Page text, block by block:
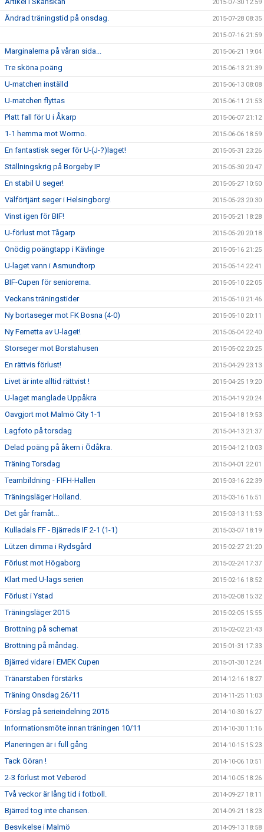
2015-07-30 12:59
Ändrad träningstid på onsdag. 2015-07-28 08:35
2015-07-16 21:59
Marginalerna på våran sida... 2015-06-21 19:04
Tre sköna poäng 2015-06-13 21:39
U-matchen inställd 2015-06-13 08:08
U-matchen flyttas 2015-06-11 21:53
Platt fall för U i Åkarp 2015-06-07 21:12
1-1 hemma mot Wormo. 2015-06-06 18:59
En fantastisk seger för U-(J-?)laget! 2015-05-31 23:26
Ställningskrig på Borgeby IP 2015-05-30 20:47
En stabil U seger! 2015-05-27 10:50
Välförtjänt seger i Helsingborg! 2015-05-23 20:30
Vinst igen för BIF! 2015-05-21 18:28
U-förlust mot Tågarp 2015-05-20 20:18
Onödig poängtapp i Kävlinge 2015-05-16 21:25
U-laget vann i Asmundtorp 2015-05-14 22:41
BIF-Cupen för seniorerna. 2015-05-10 22:05
Veckans träningstider 2015-05-10 21:46
Ny bortaseger mot FK Bosna (4-0) 2015-05-10 20:11
Ny Femetta av U-laget! 2015-05-04 22:40
Storseger mot Borstahusen 2015-05-02 20:25
En rättvis förlust! 2015-04-29 23:13
Livet är inte alltid rättvist ! 2015-04-25 19:20
U-laget manglade Uppåkra 2015-04-19 20:24
Oavgjort mot Malmö City 1-1 2015-04-18 19:53
Lagfoto på torsdag 2015-04-13 21:37
Delad poäng på åkern i Ödåkra. 2015-04-12 10:03
Träning Torsdag 2015-04-01 22:01
Teambildning - FIFH-Hallen 2015-03-16 22:39
Träningsläger Holland. 2015-03-16 16:51
Det går framåt... 2015-03-13 11:53
Kulladals FF - Bjärreds IF 2-1 (1-1) 2015-03-07 18:19
Lützen dimma i Rydsgård 2015-02-27 21:20
Förlust mot Högaborg 2015-02-24 17:37
Klart med U-lags serien 2015-02-16 18:52
Förlust i Ystad 2015-02-08 15:32
Träningsläger 2015 2015-02-05 15:55
Brottning på schemat 2015-02-02 21:43
Brottning på måndag. 2015-01-31 17:33
Bjärred vidare i EMEK Cupen 2015-01-30 12:24
Tränarstaben förstärks 2014-12-16 18:27
Träning Onsdag 26/11 2014-11-25 11:03
Förslag på serieindelning 2015 2014-10-30 16:27
Informationsmöte innan träningen 10/11 2014-10-30 11:16
Planeringen är i full gång 2014-10-15 15:23
Tack Göran ! 2014-10-06 10:51
2-3 förlust mot Veberöd 2014-10-05 18:26
Två veckor är lång tid i fotboll. 2014-09-27 18:11
Bjärred tog inte chansen. 2014-09-21 18:23
Besvikelse i Malmö 2014-09-13 18:58